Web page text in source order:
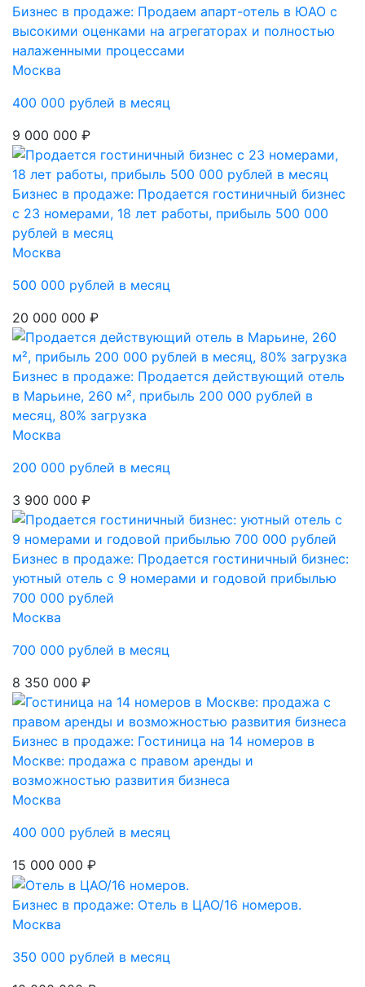
Бизнес в продаже: Продаем апарт-отель в ЮАО с
высокими оценками на агрегаторах и полностью
налаженными процессами
Москва
400 000 рублей в месяц
9 000 000 ₽
Бизнес в продаже: Продается гостиничный бизнес
с 23 номерами, 18 лет работы, прибыль 500 000
рублей в месяц
Москва
500 000 рублей в месяц
20 000 000 ₽
Бизнес в продаже: Продается действующий отель
в Марьине, 260 м², прибыль 200 000 рублей в
месяц, 80% загрузка
Москва
200 000 рублей в месяц
3 900 000 ₽
Бизнес в продаже: Продается гостиничный бизнес:
уютный отель с 9 номерами и годовой прибылью
700 000 рублей
Москва
700 000 рублей в месяц
8 350 000 ₽
Бизнес в продаже: Гостиница на 14 номеров в
Москве: продажа с правом аренды и
возможностью развития бизнеса
Москва
400 000 рублей в месяц
15 000 000 ₽
Бизнес в продаже: Отель в ЦАО/16 номеров.
Москва
350 000 рублей в месяц